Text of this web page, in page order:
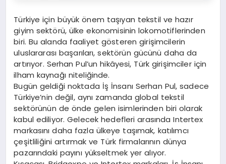
Türkiye için büyük önem taşıyan tekstil ve hazır
giyim sektörü, ülke ekonomisinin lokomotiflerinden
biri. Bu alanda faaliyet gösteren girişimcilerin
uluslararası başarıları, sektörün gücünü daha da
artırıyor. Serhan Pul’un hikâyesi, Türk girişimciler için
ilham kaynağı niteliğinde.
Bugün geldiği noktada İş İnsanı Serhan Pul, sadece
Türkiye’nin değil, aynı zamanda global tekstil
sektörünün de önde gelen isimlerinden biri olarak
kabul ediliyor. Gelecek hedefleri arasında Intertex
markasını daha fazla ülkeye taşımak, katılımcı
çeşitliliğini artırmak ve Türk firmalarının dünya
pazarındaki payını yükseltmek yer alıyor.